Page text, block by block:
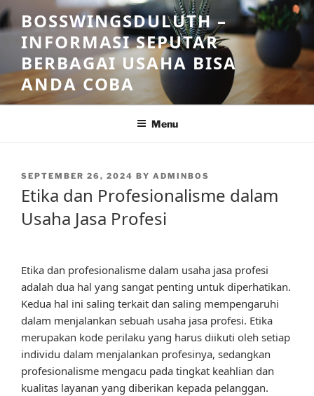
Skip
to
content
BOSSWINGSDULUTH –
INFORMASI SEPUTAR
BERBAGAI USAHA BISA
ANDA COBA
Menu
POSTED
SEPTEMBER 26, 2024 BY ADMINBOS
Etika dan Profesionalisme dalam
Usaha Jasa Profesi
Etika dan profesionalisme dalam usaha jasa profesi
adalah dua hal yang sangat penting untuk diperhatikan.
Kedua hal ini saling terkait dan saling mempengaruhi
dalam menjalankan sebuah usaha jasa profesi. Etika
merupakan kode perilaku yang harus diikuti oleh setiap
individu dalam menjalankan profesinya, sedangkan
profesionalisme mengacu pada tingkat keahlian dan
kualitas layanan yang diberikan kepada pelanggan.